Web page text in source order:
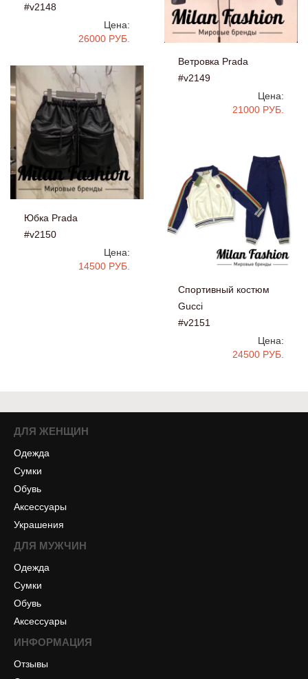
#v2148
Цена:
26000 РУБ.
Ветровка Prada
#v2149
Цена:
21000 РУБ.
Юбка Prada
#v2150
Цена:
14500 РУБ.
Спортивный костюм
Gucci
#v2151
Цена:
24500 РУБ.
ДЛЯ ЖЕНЩИН
Одежда
Сумки
Обувь
Аксессуары
Украшения
ДЛЯ МУЖЧИН
Одежда
Сумки
Обувь
Аксессуары
ИНФОРМАЦИЯ
Отзывы